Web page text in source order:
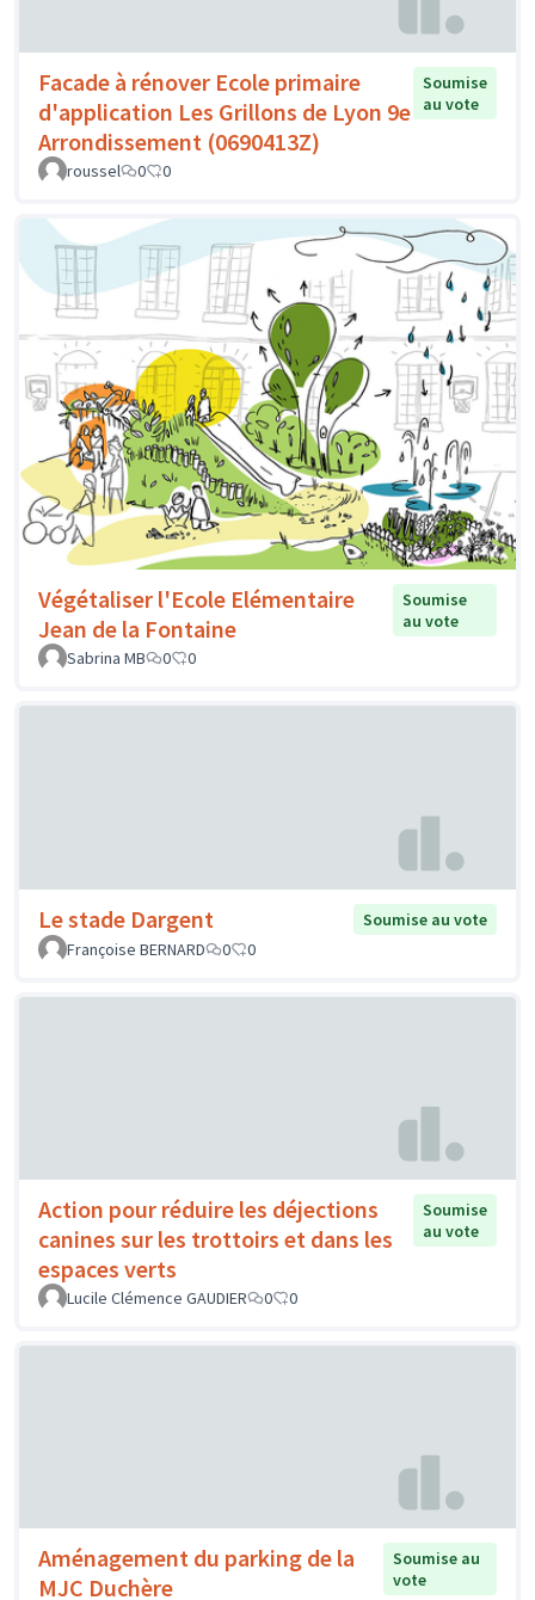
Facade à rénover Ecole primaire
d'application Les Grillons de Lyon 9e
Arrondissement (0690413Z)
Soumise
au vote
roussel 0 0
Végétaliser l'Ecole Elémentaire
Jean de la Fontaine
Soumise
au vote
Sabrina MB
0 0
Le stade Dargent
Soumise au vote
Françoise BERNARD
0 0
Action pour réduire les déjections
canines sur les trottoirs et dans les
espaces verts
Soumise
au vote
Lucile Clémence GAUDIER 0 0
Aménagement du parking de la
MJC Duchère
Soumise au
vote